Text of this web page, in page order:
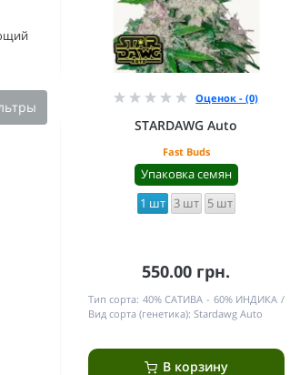
Оценок - (0)
STARDAWG Auto
Fast Buds
Упаковка семян
1 шт 3 шт 5 шт
550.00 грн.
Тип сорта: 40% САТИВА - 60% ИНДИКА
Вид сорта (генетика): Stardawg Auto
В корзину